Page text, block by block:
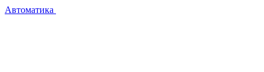
Автоматика